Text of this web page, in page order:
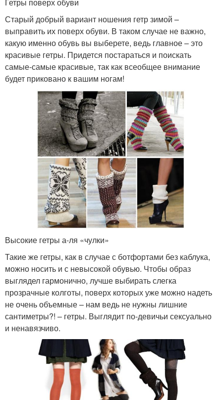
Старый добрый вариант ношения гетр зимой –
выправить их поверх обуви. В таком случае не важно,
какую именно обувь вы выберете, ведь главное – это
красивые гетры. Придется постараться и поискать
самые-самые красивые, так как всеобщее внимание
будет приковано к вашим ногам!
Высокие гетры а-ля «чулки»
Такие же гетры, как в случае с ботфортами без каблука,
можно носить и с невысокой обувью. Чтобы образ
выглядел гармонично, лучше выбирать слегка
прозрачные колготы, поверх которых уже можно надеть
не очень объемные – нам ведь не нужны лишние
сантиметры?! – гетры. Выглядит по-девичьи сексуально
и ненавязчиво.